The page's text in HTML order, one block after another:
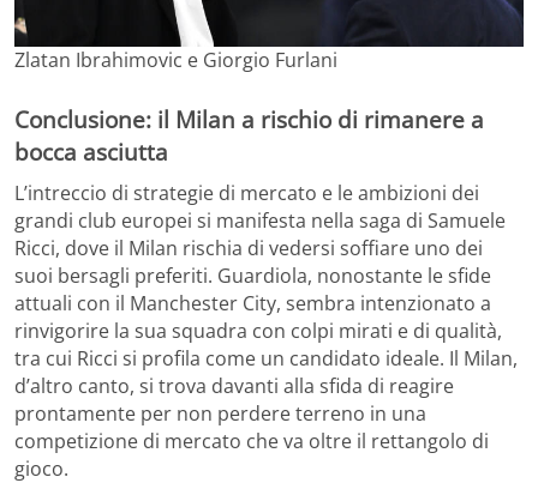
Zlatan Ibrahimovic e Giorgio Furlani
Conclusione: il Milan a rischio di rimanere a
bocca asciutta
L’intreccio di strategie di mercato e le ambizioni dei
grandi club europei si manifesta nella saga di Samuele
Ricci, dove il Milan rischia di vedersi soffiare uno dei
suoi bersagli preferiti. Guardiola, nonostante le sfide
attuali con il Manchester City, sembra intenzionato a
rinvigorire la sua squadra con colpi mirati e di qualità,
tra cui Ricci si profila come un candidato ideale. Il Milan,
d’altro canto, si trova davanti alla sfida di reagire
prontamente per non perdere terreno in una
competizione di mercato che va oltre il rettangolo di
gioco.